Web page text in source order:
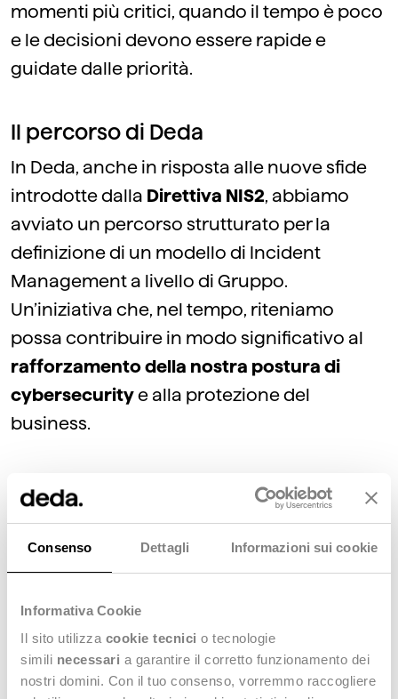
Consenso Dettagli Informazioni sui cookie
Informativa Cookie
Il sito utilizza cookie tecnici o tecnologie
simili necessari a garantire il corretto funzionamento dei
nostri domini. Con il tuo consenso, vorremmo raccogliere
momenti più critici, quando il tempo è poco
e le decisioni devono essere rapide e
guidate dalle priorità.
Il percorso di Deda
In Deda, anche in risposta alle nuove sfide
introdotte dalla Direttiva NIS2, abbiamo
avviato un percorso strutturato per la
definizione di un modello di Incident
Management a livello di Gruppo.
Un’iniziativa che, nel tempo, riteniamo
possa contribuire in modo significativo al
rafforzamento della nostra postura di
cybersecuritye alla protezione del
business.
comunicazione costante e la
incidentintegrata
approccio ci permetterà di rendere
l’esperienza un patrimonio condiviso,